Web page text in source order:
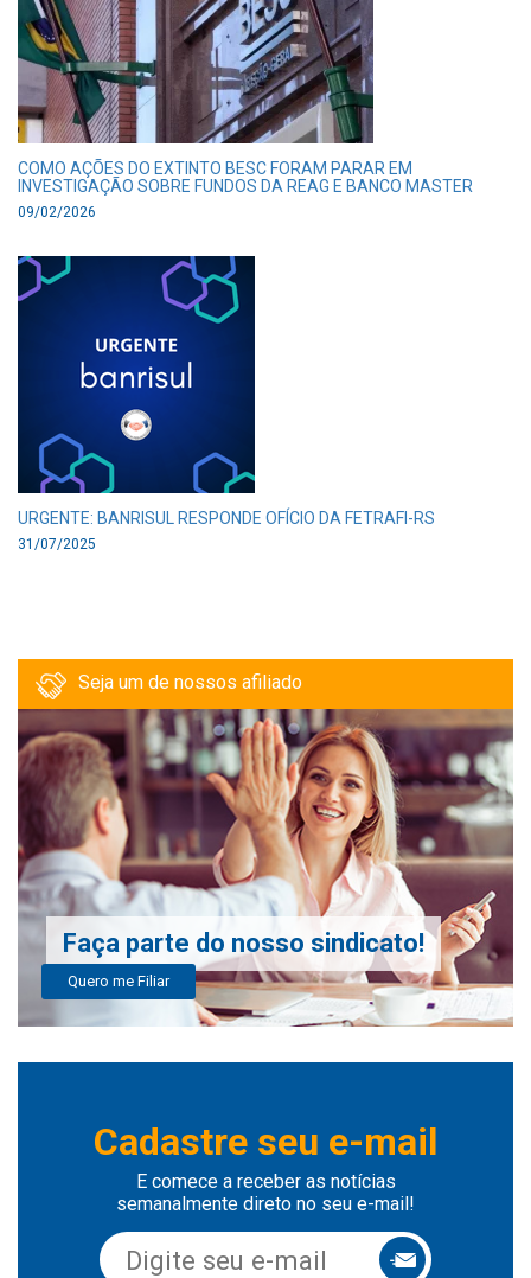
COMO AÇÕES DO EXTINTO BESC FORAM PARAR EM
INVESTIGAÇÃO SOBRE FUNDOS DA REAG E BANCO MASTER
09/02/2026
URGENTE: BANRISUL RESPONDE OFÍCIO DA FETRAFI-RS
31/07/2025
Seja um de nossos afiliado
Faça parte do nosso sindicato!
Quero me Filiar
Cadastre seu e-mail
E comece a receber as notícias
semanalmente direto no seu e-mail!